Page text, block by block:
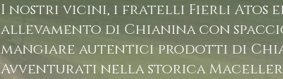
I nostri vicini, i fratelli Fierli Atos
allevamento di Chianina con
mangiare autentici prodotti di
Avventurati nella storica